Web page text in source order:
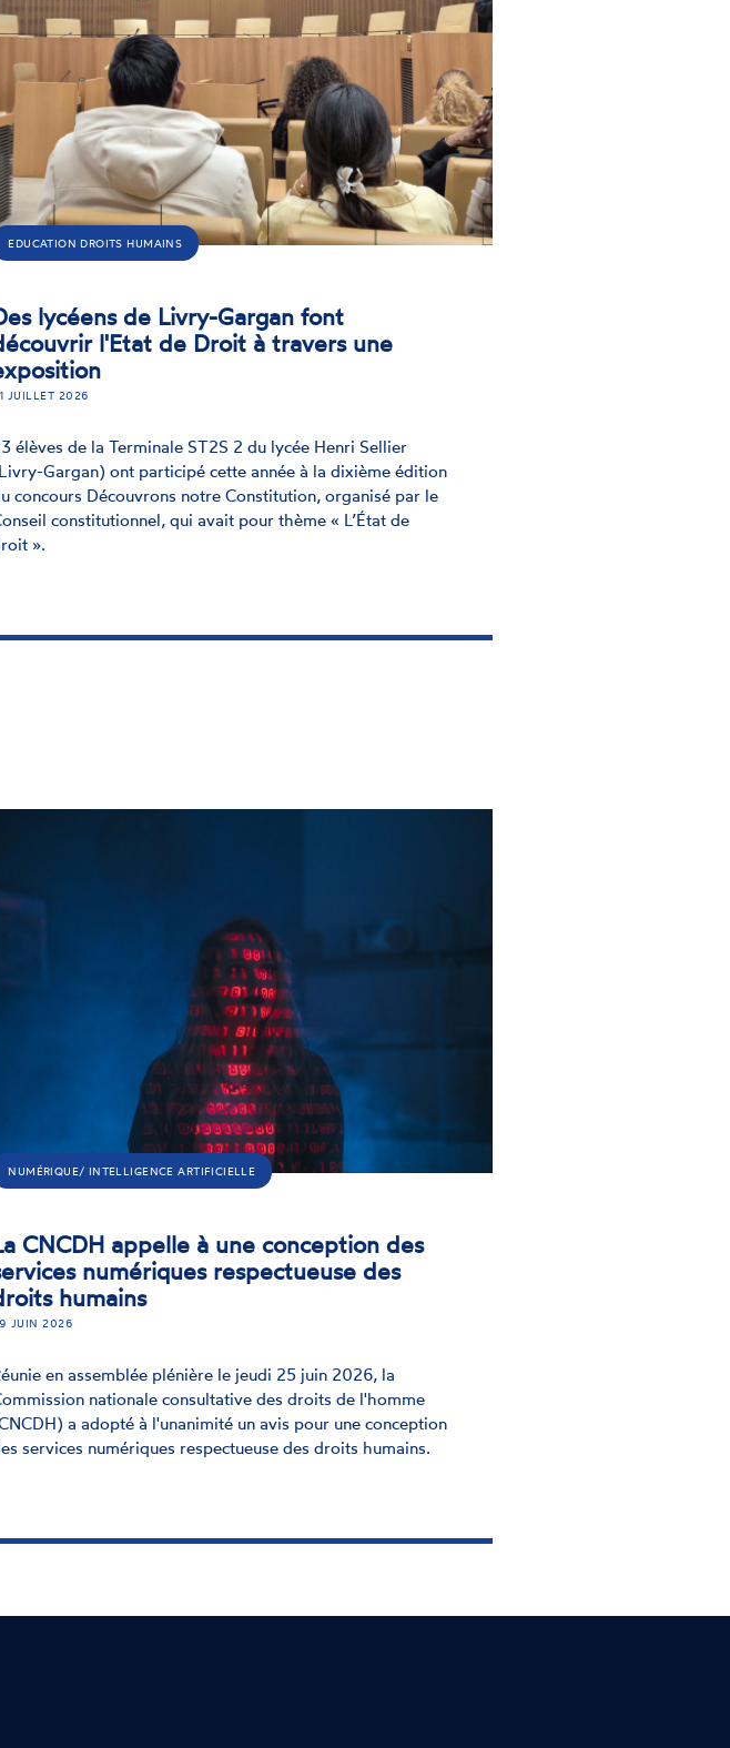
EDUCATION DROITS HUMAINS
lycéens de Livry-Gargan font
l'Etat de Droit à travers une
JUILLET 2026
élèves de la Terminale ST2S 2 du lycée Henri Sellier
Gargan) ont participé cette année à la dixième édition
concours Découvrons notre Constitution, organisé par le
constitutionnel, qui avait pour thème « L’État de
».
NUMÉRIQUE/ INTELLIGENCE ARTIFICIELLE
CNCDH appelle à une conception des
numériques respectueuse des
humains
JUIN 2026
en assemblée plénière le jeudi 25 juin 2026, la
nationale consultative des droits de l'homme
a adopté à l'unanimité un avis pour une conception
services numériques respectueuse des droits humains.